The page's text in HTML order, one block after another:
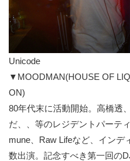
Unicode
▼MOODMAN(HOUSE OF
ON)
80年代末に活動開始。高橋透
だ、、等のレジデントパーテ
mune、Raw Lifeなど、インデ
数出演。記念すべき第一回の